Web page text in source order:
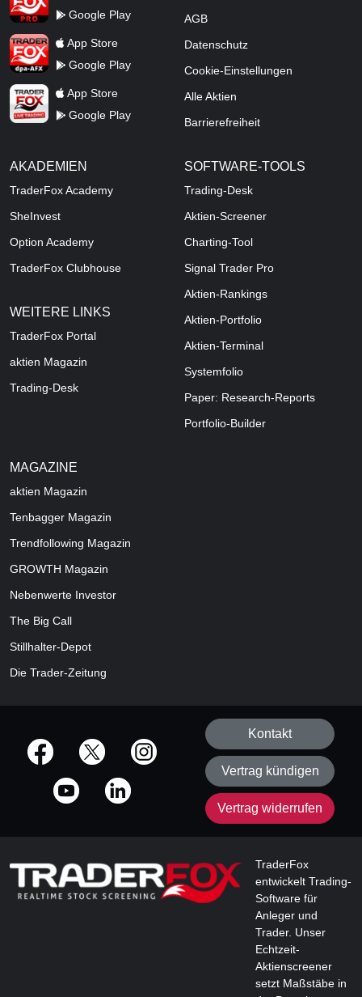
Google Play
TraderFox dpa-AFX ProFeed
App Store
Google Play
TraderFox Live Trading
App Store
Google Play
AGB
Datenschutz
Cookie-Einstellungen
Alle Aktien
Barrierefreiheit
AKADEMIEN
TraderFox Academy
SheInvest
Option Academy
TraderFox Clubhouse
WEITERE LINKS
TraderFox Portal
aktien Magazin
Trading-Desk
SOFTWARE-TOOLS
Trading-Desk
Aktien-Screener
Charting-Tool
Signal Trader Pro
Aktien-Rankings
Aktien-Portfolio
Aktien-Terminal
Systemfolio
Paper: Research-Reports
Portfolio-Builder
MAGAZINE
aktien Magazin
Tenbagger Magazin
Trendfollowing Magazin
GROWTH Magazin
Nebenwerte Investor
The Big Call
Stillhalter-Depot
Die Trader-Zeitung
offizielle Social Media-Accounts
Kontakt
Vertrag kündigen
Vertrag widerrufen
TraderFox
entwickelt Trading-
Software für
Anleger und
Trader. Unser
Echtzeit-
Aktienscreener
setzt Maßstäbe in